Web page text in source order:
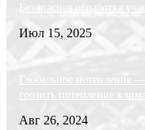
Безопасная обработка
Июл 15, 2025
Глобальное
грозить потепление
Авг 26, 2024